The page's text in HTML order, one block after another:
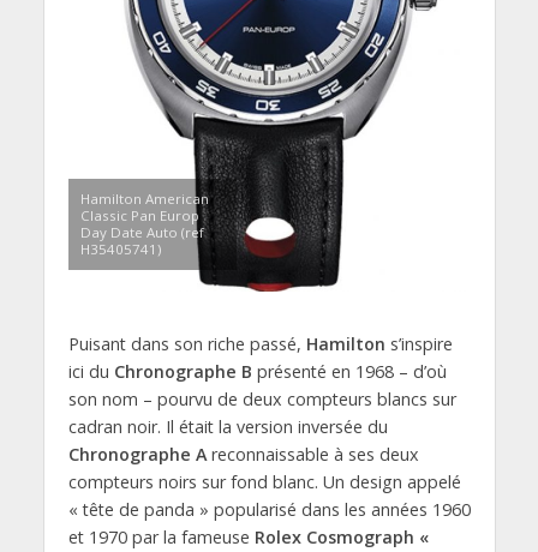
Hamilton American
Classic Pan Europ
Day Date Auto (ref
H35405741)
Puisant dans son riche passé, Hamilton s’inspire
ici du Chronographe B présenté en 1968 – d’où
son nom – pourvu de deux compteurs blancs sur
cadran noir. Il était la version inversée du
Chronographe Areconnaissable à ses deux
compteurs noirs sur fond blanc. Un design appelé
« tête de panda » popularisé dans les années 1960
et 1970 par la fameuse Rolex Cosmograph «